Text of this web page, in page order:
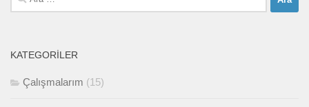
KATEGORILER
Çalışmalarım (15)